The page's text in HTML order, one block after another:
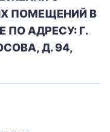
ПОМЕЩЕНИЙ В
АДРЕСУ: Г.
Д. 94,